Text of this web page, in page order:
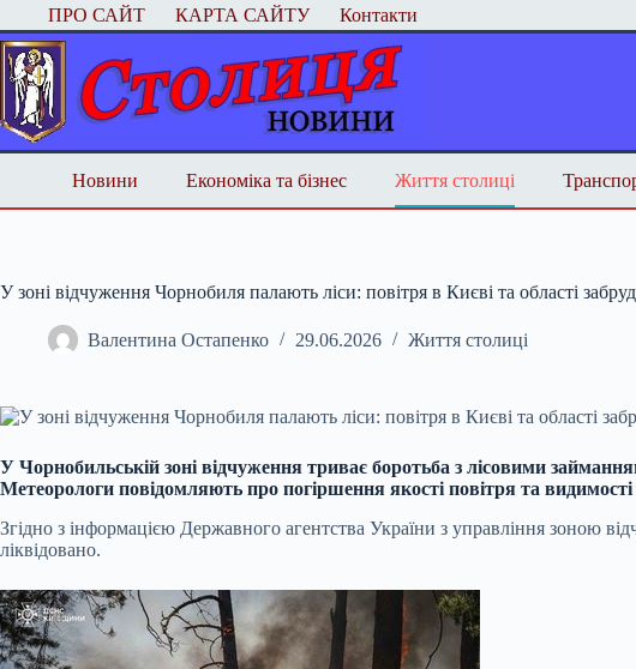
Перейти
до
вмісту
ПРО САЙТ КАРТА САЙТУ Контакти
Новини Економіка та бізнес Життя столиці
У зоні відчуження Чорнобиля палають ліси: повітря в Києві та області
Валентина Остапенко 29.06.2026 Життя столиці
У Чорнобильській зоні відчуження триває боротьба з лісовими
Метеорологи повідомляють про погіршення якості повітря та
Згідно з інформацією Державного агентства України з управління зоною
ліквідовано.